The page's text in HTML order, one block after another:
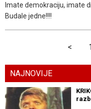
Imate demokraciju, imate
Budale jedne!!!!
< 1
NAJNOVIJE